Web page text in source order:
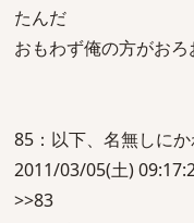
たんだ
おもわず俺の方がお
85：以下、名無しに
2011/03/05(土)
>>83